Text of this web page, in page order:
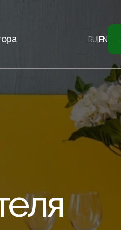
RU|EN